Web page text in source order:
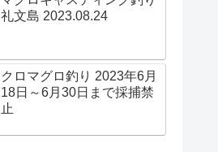
礼文島 2023.08.24
クロマグロ釣り 2023年6月
18日～6月30日まで採捕禁
止